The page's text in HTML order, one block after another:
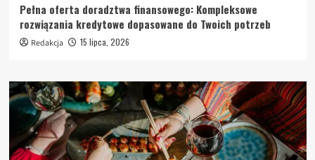
Pełna oferta doradztwa finansowego: Kompleksowe
rozwiązania kredytowe dopasowane do Twoich potrzeb
Redakcja 15 lipca, 2026